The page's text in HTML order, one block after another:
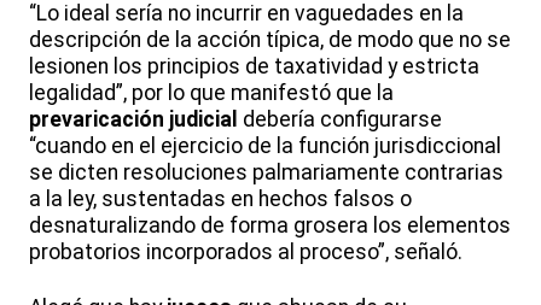
“Lo ideal sería no incurrir en vaguedades en la
descripción de la acción típica, de modo que no se
lesionen los principios de taxatividad y estricta
legalidad”, por lo que manifestó que la
prevaricación judicial debería configurarse
“cuando en el ejercicio de la función jurisdiccional
se dicten resoluciones palmariamente contrarias
a la ley, sustentadas en hechos falsos o
desnaturalizando de forma grosera los elementos
probatorios incorporados al proceso”, señaló.